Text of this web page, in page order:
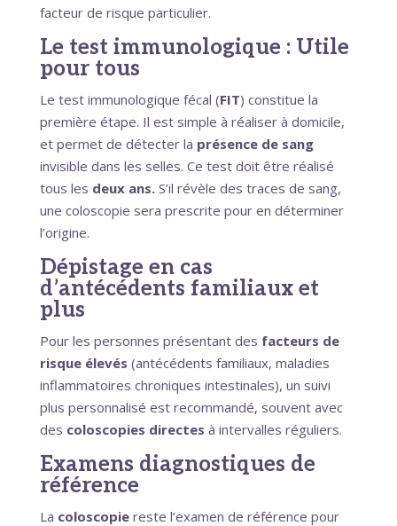
facteur de risque particulier.
Le test immunologique : Utile
pour tous
Le test immunologique fécal (FIT) constitue la
première étape. Il est simple à réaliser à domicile,
et permet de détecter la présence de sang
invisible dans les selles. Ce test doit être réalisé
tous les deux ans.S’il révèle des traces de sang,
une coloscopie sera prescrite pour en déterminer
l’origine.
Dépistage en cas
d’antécédents familiaux et
plus
Pour les personnes présentant des facteurs de
risque élevés (antécédents familiaux, maladies
inflammatoires chroniques intestinales), un suivi
plus personnalisé est recommandé, souvent avec
des coloscopies directes à intervalles réguliers.
Examens diagnostiques de
référence
La coloscopiereste l’examen de référence pour